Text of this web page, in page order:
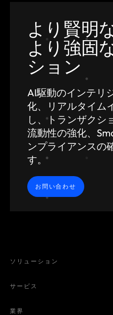
より賢明
より強固
ション
AI駆動のインテリ
化、
リアルタイム
し、トランザクシ
流動性の強化、
ンプライアンスの
す。
お問い合わせ
ソリューション
サービス
業界